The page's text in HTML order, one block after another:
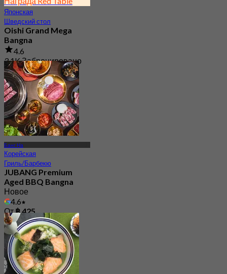
Японская
Шведский стол
Oishi Grand Mega
Bangna
4.6
3.1K Забронировано
От฿ 823
Банг На
Корейская
Гриль/Барбекю
JUBANG Premium
Aged BBQ Bangna
Новое
4.6
От฿ 425